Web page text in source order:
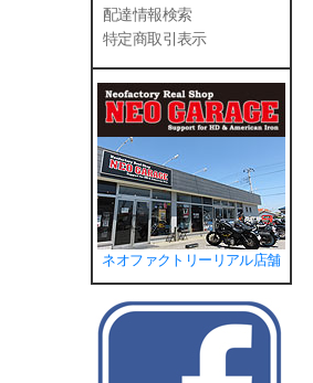
配達情報検索
特定商取引表示
ネオファクトリーリアル店舗